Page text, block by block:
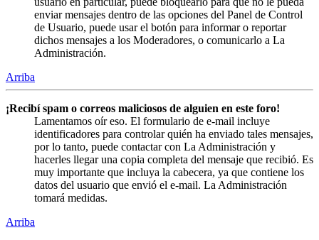
enviar mensajes dentro de las opciones del Panel de Control
de Usuario, puede usar el botón para informar o reportar
dichos mensajes a los Moderadores, o comunicarlo a La
Administración.
Arriba
¡Recibí spam o correos maliciosos de alguien en este foro!
Lamentamos oír eso. El formulario de e-mail incluye
identificadores para controlar quién ha enviado tales mensajes,
por lo tanto, puede contactar con La Administración y
hacerles llegar una copia completa del mensaje que recibió. Es
muy importante que incluya la cabecera, ya que contiene los
datos del usuario que envió el e-mail. La Administración
tomará medidas.
Arriba